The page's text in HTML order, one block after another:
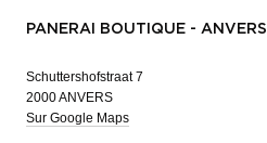
PANERAI BOUTIQUE - ANVERS
Schuttershofstraat 7
2000 ANVERS
Sur Google Maps